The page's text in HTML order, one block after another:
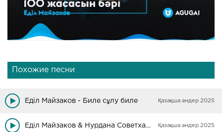
Похожие песни
Еділ Майзаков - Биле сұлу биле Қазақша әндер 2025
Еділ Майзаков & Нурдана Советханова - Ата-ана үшін ғұмыр бер, Алла Қазақша әндер 2025